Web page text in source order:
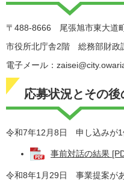
〒488-8666 尾張旭市東大道
市役所北庁舎2階 総務部財政
電子メール：
応募状況とその後
令和7年12月8日 申し込みが1
事前対話の結果
令和8年1月29日 事業提案が